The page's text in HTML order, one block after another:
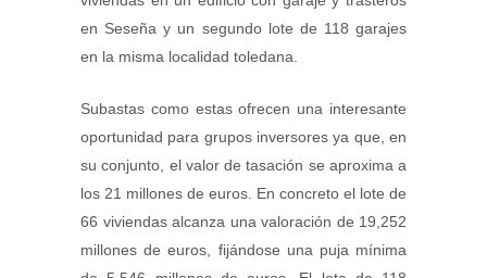
en Seseña y un segundo lote de 118 garajes
en la misma localidad toledana.
Subastas como estas ofrecen una interesante
oportunidad para grupos inversores ya que, en
su conjunto, el valor de tasación se aproxima a
los 21 millones de euros. En concreto el lote de
66 viviendas alcanza una valoración de 19,252
millones de euros, fijándose una puja mínima